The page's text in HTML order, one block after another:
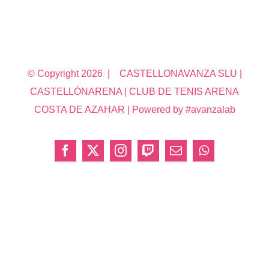
© Copyright 2026 | CASTELLONAVANZA SLU |
CASTELLÓNARENA | CLUB DE TENIS ARENA
COSTA DE AZAHAR | Powered by #avanzalab
Facebook
X InstagramTwitchCorreoWhatsApp